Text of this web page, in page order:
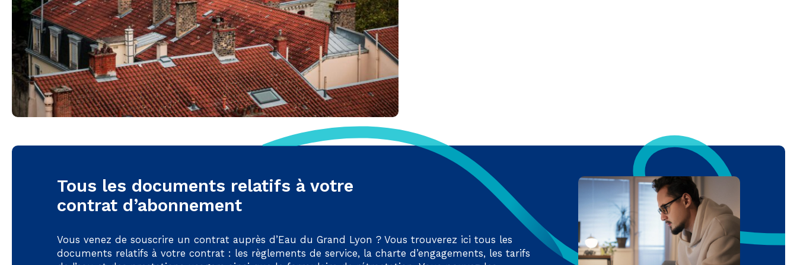
Tous les documents relatifs à votre
contrat d’abonnement
Vous venez de souscrire un contrat auprès d’Eau du Grand Lyon ? Vous trouverez ici tous les
documents relatifs à votre contrat : les règlements de service, la charte d’engagements, les tarifs